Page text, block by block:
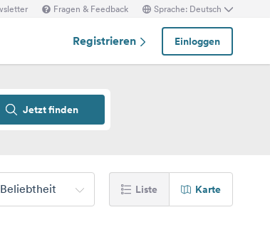
Fragen & Feedback Sprache: Deutsch
Registrieren Einloggen
Jetzt finden
Beliebtheit Liste Karte